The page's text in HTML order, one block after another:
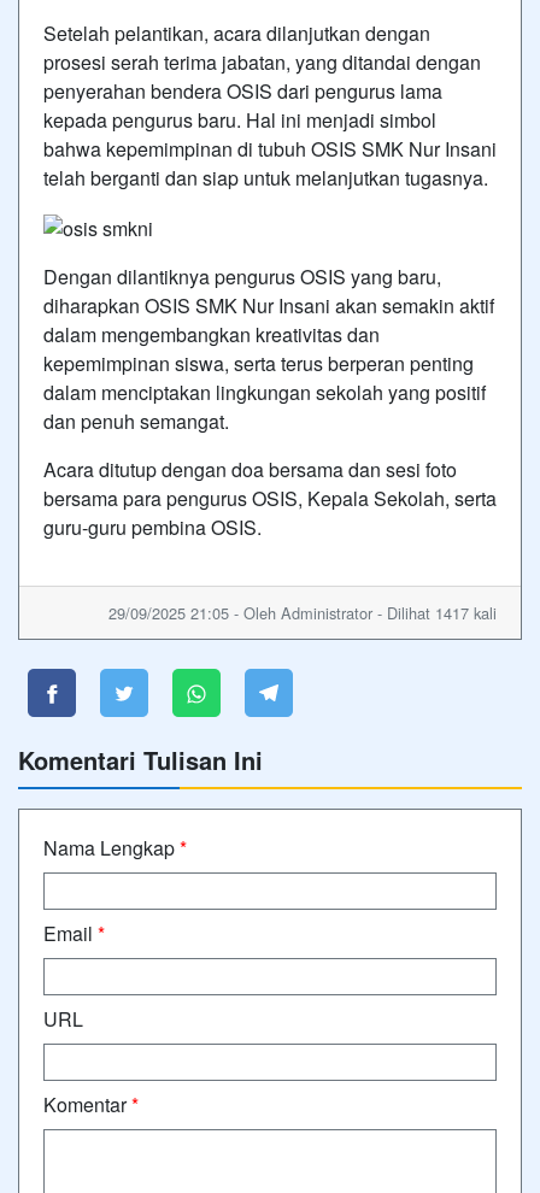
Setelah pelantikan, acara dilanjutkan dengan
prosesi serah terima jabatan, yang ditandai dengan
penyerahan bendera OSIS dari pengurus lama
kepada pengurus baru. Hal ini menjadi simbol
bahwa kepemimpinan di tubuh OSIS SMK Nur Insani
telah berganti dan siap untuk melanjutkan tugasnya.
Dengan dilantiknya pengurus OSIS yang baru,
diharapkan OSIS SMK Nur Insani akan semakin aktif
dalam mengembangkan kreativitas dan
kepemimpinan siswa, serta terus berperan penting
dalam menciptakan lingkungan sekolah yang positif
dan penuh semangat.
Acara ditutup dengan doa bersama dan sesi foto
bersama para pengurus OSIS, Kepala Sekolah, serta
guru-guru pembina OSIS.
29/09/2025 21:05 - Oleh Administrator - Dilihat 1417 kali
Komentari Tulisan Ini
Nama Lengkap*
Email *
URL
Komentar*